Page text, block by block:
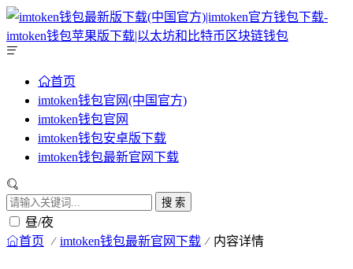
首页
imtoken钱包官网(中国官方)
imtoken钱包官网
imtoken钱包安卓版下载
imtoken钱包最新官网下载
搜 索
昼/夜
首页 imtoken钱包最新官网下载 内容详情